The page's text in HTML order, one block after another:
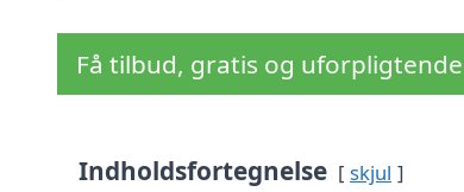
Få tilbud, gratis og uforpligtende
Indholdsfortegnelse skjul